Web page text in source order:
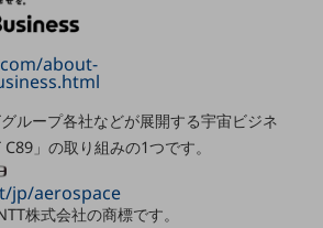
about-
ループ各社などが展開する宇宙ビジネ
」の取り組みの1つです。
jp/aerospace
株式会社の商標です。